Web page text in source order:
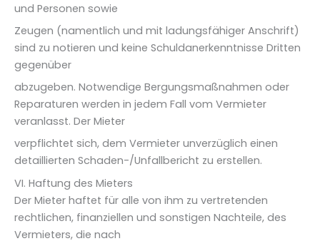
und Personen sowie
Zeugen (namentlich und mit ladungsfähiger Anschrift)
sind zu notieren und keine Schuldanerkenntnisse Dritten
gegenüber
abzugeben. Notwendige Bergungsmaßnahmen oder
Reparaturen werden in jedem Fall vom Vermieter
veranlasst. Der Mieter
verpflichtet sich, dem Vermieter unverzüglich einen
detaillierten Schaden-/Unfallbericht zu erstellen.
VI. Haftung des Mieters
Der Mieter haftet für alle von ihm zu vertretenden
rechtlichen, finanziellen und sonstigen Nachteile, des
Vermieters, die nach